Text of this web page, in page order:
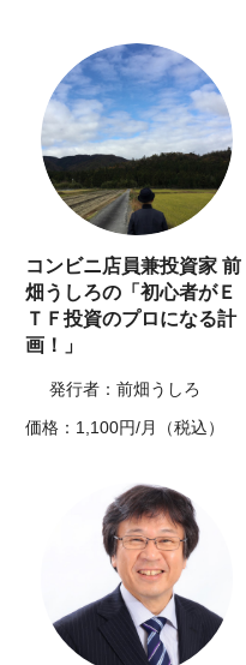
コンビニ店員兼投資家 前
畑うしろの「初心者がＥ
ＴＦ投資のプロになる計
画！」
発行者：前畑うしろ
価格：1,100円/月（税込）